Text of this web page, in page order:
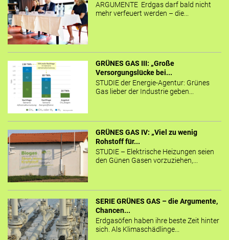
ARGUMENTE Erdgas darf bald nicht
mehr verfeuert werden – die...
GRÜNES GAS III: „Große
Versorgungslücke bei...
STUDIE der Energie-Agentur: Grünes
Gas lieber der Industrie geben...
GRÜNES GAS IV: „Viel zu wenig
Rohstoff für...
STUDIE – Elektrische Heizungen seien
den Günen Gasen vorzuziehen,...
SERIE GRÜNES GAS – die Argumente,
Chancen...
Erdgasöfen haben ihre beste Zeit hinter
sich. Als Klimaschädlinge...